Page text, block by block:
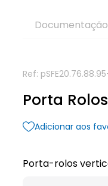
Documentação
Ref:
Porta
Adicionar aos
Porta-rolos